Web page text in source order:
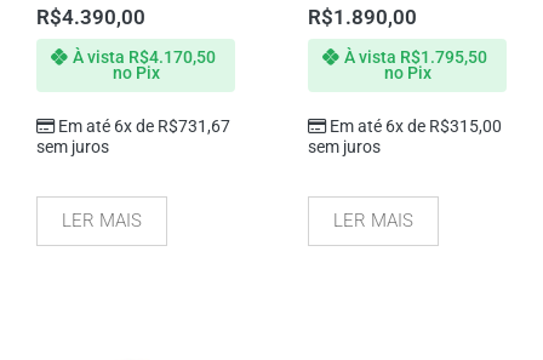
R$4.390,00
Em até 6x de R$731,67
sem juros
À vista R$4.170,50
no Pix
LER MAIS
R$1.890,00
Em até 6x de R$315,00
sem juros
À vista R$1.795,50
no Pix
LER MAIS